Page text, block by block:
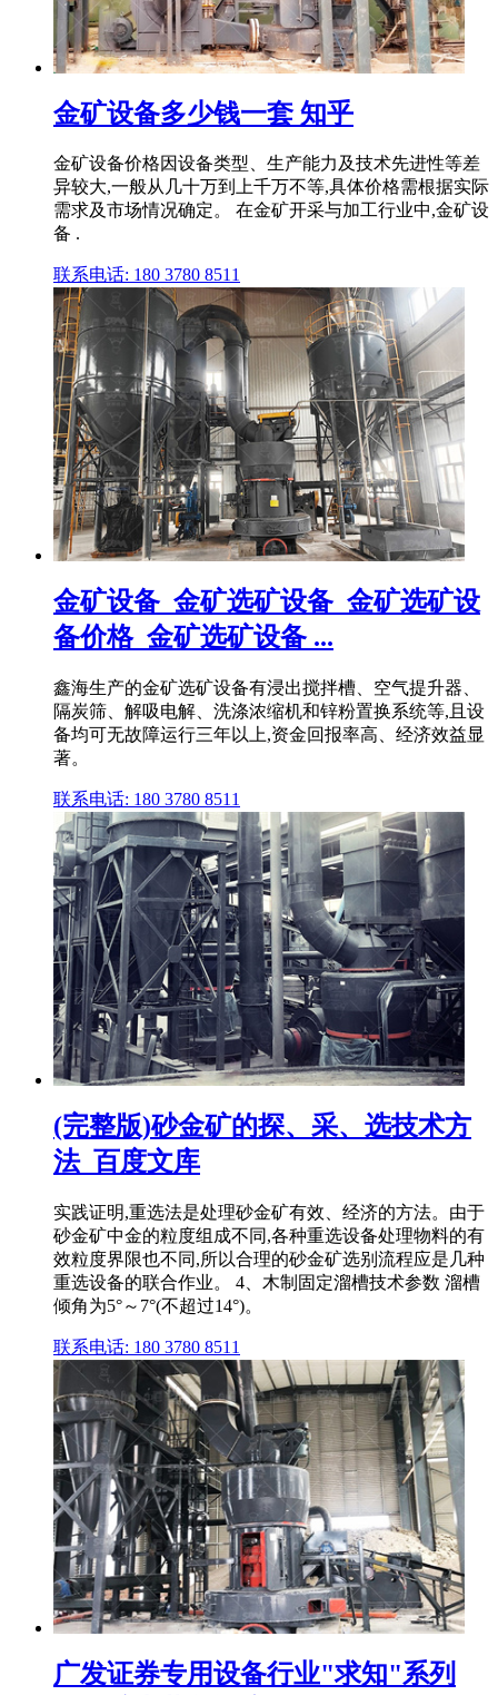
金矿设备多少钱一套 知乎
金矿设备价格因设备类型、生产能力及技术先进性等差
异较大,一般从几十万到上千万不等,具体价格需根据实际
需求及市场情况确定。 在金矿开采与加工行业中,金矿设
备 .
联系电话: 180 3780 8511
金矿设备_金矿选矿设备_金矿选矿设
备价格_金矿选矿设备 ...
鑫海生产的金矿选矿设备有浸出搅拌槽、空气提升器、
隔炭筛、解吸电解、洗涤浓缩机和锌粉置换系统等,且设
备均可无故障运行三年以上,资金回报率高、经济效益显
著。
联系电话: 180 3780 8511
(完整版)砂金矿的探、采、选技术方
法_百度文库
实践证明,重选法是处理砂金矿有效、经济的方法。由于
砂金矿中金的粒度组成不同,各种重选设备处理物料的有
效粒度界限也不同,所以合理的砂金矿选别流程应是几种
重选设备的联合作业。 4、木制固定溜槽技术参数 溜槽
倾角为5°～7°(不超过14°)。
联系电话: 180 3780 8511
广发证券专用设备行业"求知"系列